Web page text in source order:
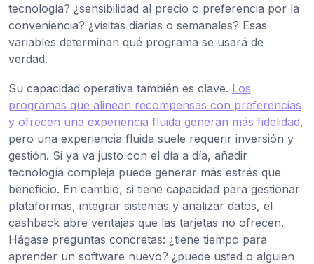
tecnología? ¿sensibilidad al precio o preferencia por la
conveniencia? ¿visitas diarias o semanales? Esas
variables determinan qué programa se usará de
verdad.
Su capacidad operativa también es clave. Los
programas que alinean recompensas con preferencias
y ofrecen una experiencia fluida generan más fidelidad,
pero una experiencia fluida suele requerir inversión y
gestión. Si ya va justo con el día a día, añadir
tecnología compleja puede generar más estrés que
beneficio. En cambio, si tiene capacidad para gestionar
plataformas, integrar sistemas y analizar datos, el
cashback abre ventajas que las tarjetas no ofrecen.
Hágase preguntas concretas: ¿tiene tiempo para
aprender un software nuevo? ¿puede usted o alguien